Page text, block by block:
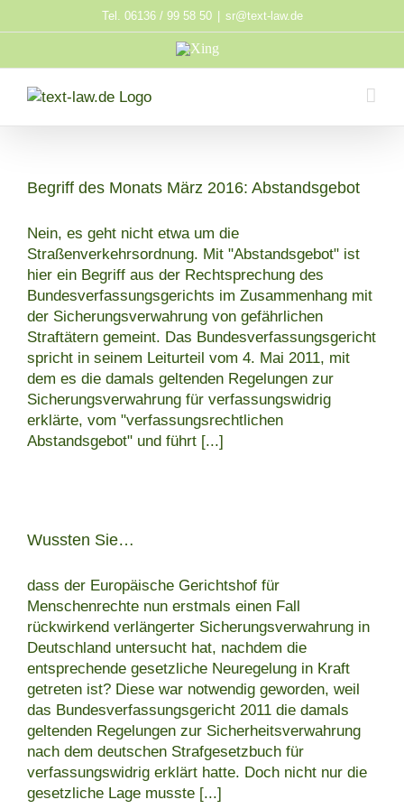
Inhalt
Tel. 06136 / 99 58 50 sr@text-law.de
Xing
Begriff des Monats März 2016: Abstandsgebot
Nein, es geht nicht etwa um die
Straßenverkehrsordnung. Mit "Abstandsgebot" ist
hier ein Begriff aus der Rechtsprechung des
Bundesverfassungsgerichts im Zusammenhang mit
der Sicherungsverwahrung von gefährlichen
Straftätern gemeint. Das Bundesverfassungsgericht
spricht in seinem Leiturteil vom 4. Mai 2011, mit
dem es die damals geltenden Regelungen zur
Sicherungsverwahrung für verfassungswidrig
erklärte, vom "verfassungsrechtlichen
Abstandsgebot" und führt [...]
Wussten Sie…
dass der Europäische Gerichtshof für
Menschenrechte nun erstmals einen Fall
rückwirkend verlängerter Sicherungsverwahrung in
Deutschland untersucht hat, nachdem die
entsprechende gesetzliche Neuregelung in Kraft
getreten ist? Diese war notwendig geworden, weil
das Bundesverfassungsgericht 2011 die damals
geltenden Regelungen zur Sicherheitsverwahrung
nach dem deutschen Strafgesetzbuch für
verfassungswidrig erklärt hatte. Doch nicht nur die
gesetzliche Lage musste [...]